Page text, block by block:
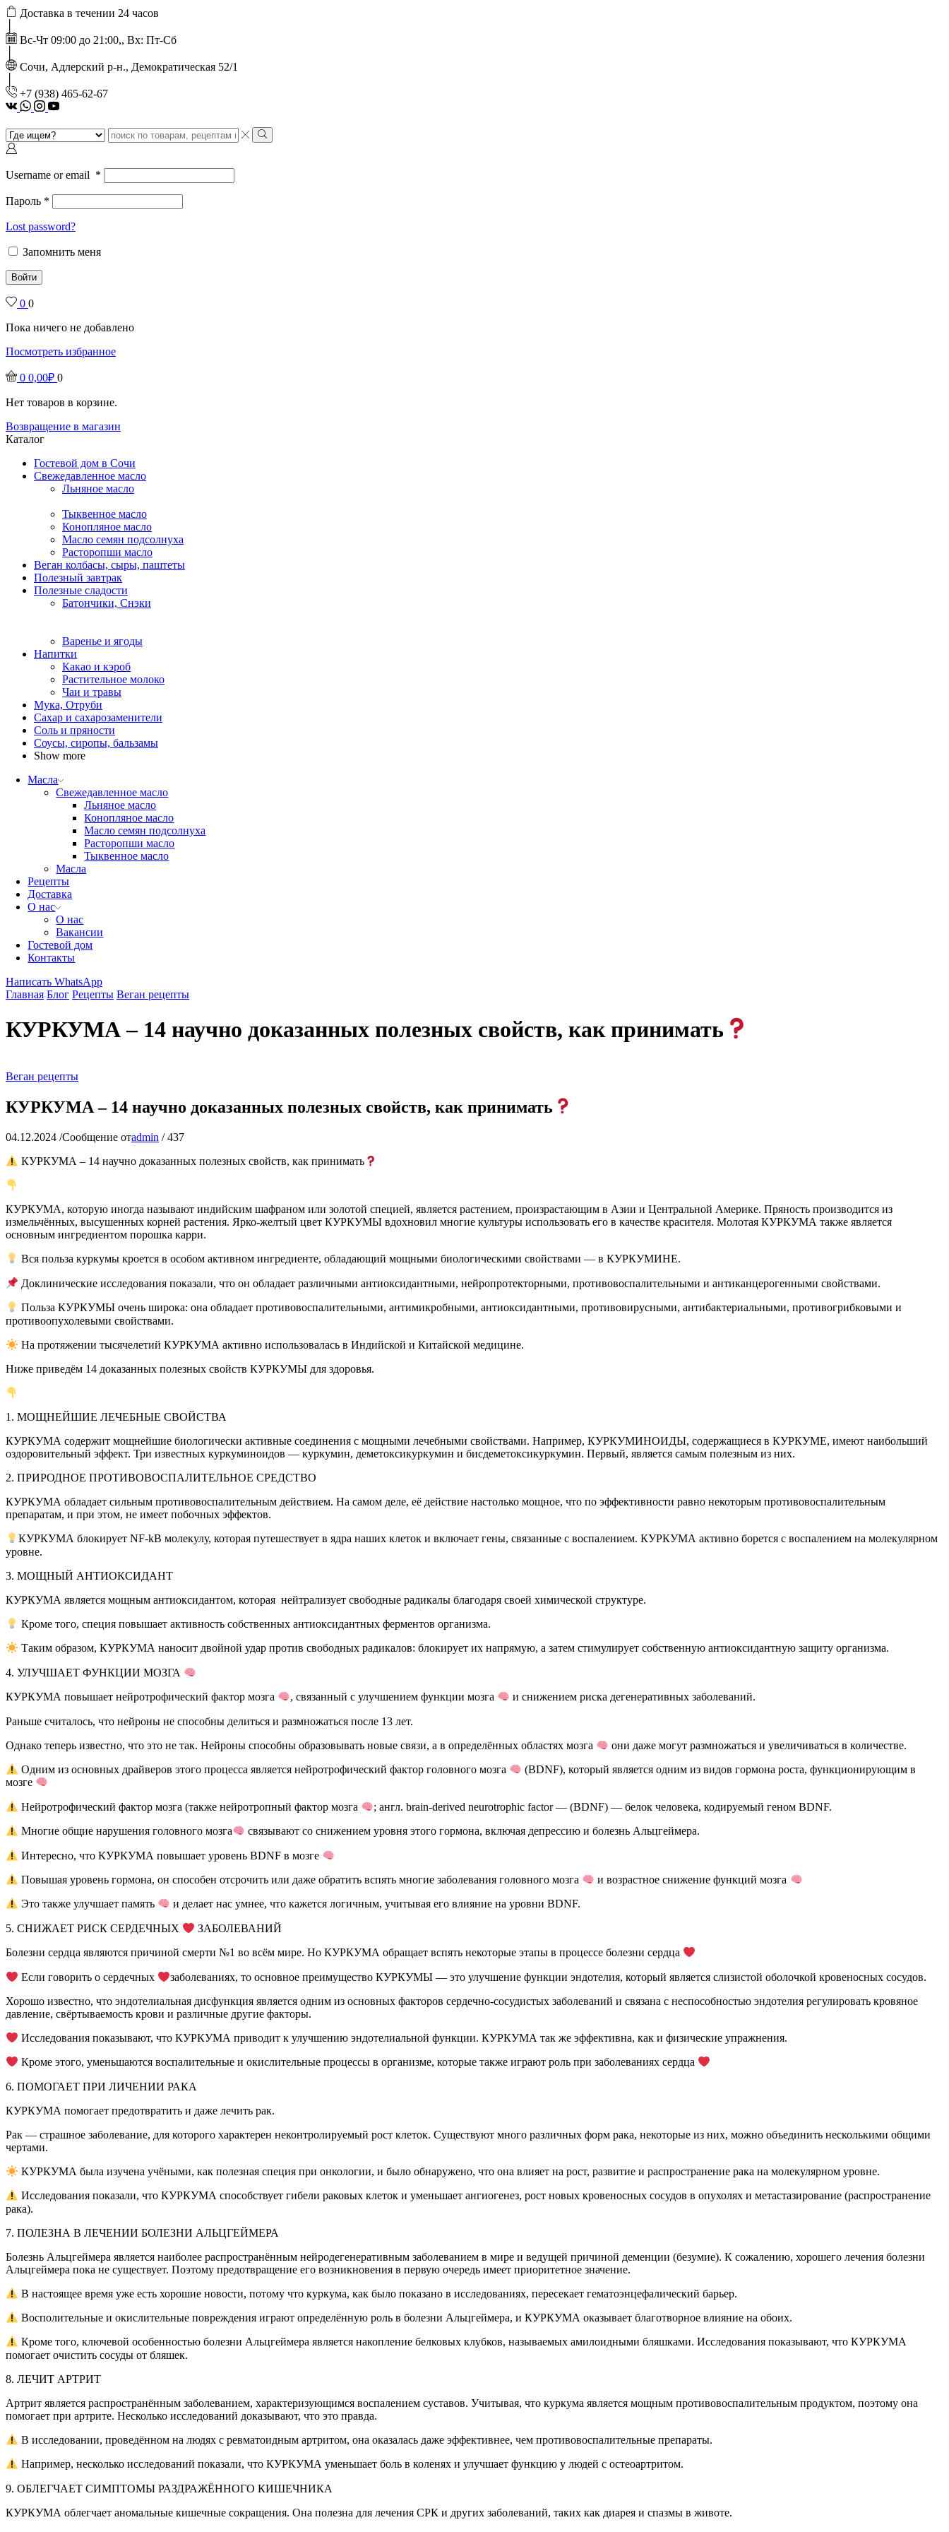
Доставка в течении 24 часов
Вс-Чт 09:00 до 21:00,, Вх: Пт-Сб
Сочи, Адлерский р-н., Демократическая 52/1
‭+7 (938) 465-62-67‬
vk Whatsapp
Instagram
Youtube
Search
input
Search
Username or email *
Пароль *
Lost password?
Запомнить меня
Войти
0 0
Пока ничего не добавлено
Посмотреть избранное
0 0,00₽ 0
Нет товаров в корзине.
Возвращение в магазин
Каталог
Гостевой дом в Сочи
Свежедавленное масло
Льняное масло
Тыквенное масло
Конопляное масло
Масло семян подсолнуха
Расторопши масло
Веган колбасы, сыры, паштеты
Полезный завтрак
Полезные сладости
Батончики, Снэки
Варенье и ягоды
Напитки
Какао и кэроб
Растительное молоко
Чаи и травы
Мука, Отруби
Сахар и сахарозаменители
Соль и пряности
Соусы, сиропы, бальзамы
Show more
Масла
Свежедавленное масло
Льняное масло
Конопляное масло
Масло семян подсолнуха
Расторопши масло
Тыквенное масло
Масла
Рецепты
Доставка
О нас
О нас
Вакансии
Гостевой дом
Контакты
Написать WhatsApp
Главная Блог Рецепты Веган рецепты
КУРКУМА – 14 научно доказанных полезных свойств, как принимать
Веган рецепты
КУРКУМА – 14 научно доказанных полезных свойств, как принимать
04.12.2024 /Сообщение отadmin / 437
КУРКУМА – 14 научно доказанных полезных свойств, как принимать
КУРКУМА, которую иногда называют индийским шафраном или золотой специей, является растением, произрастающим в Азии и Центральной Америке. Пряность производится из
измельчённых, высушенных корней растения. Ярко-желтый цвет КУРКУМЫ вдохновил многие культуры использовать его в качестве красителя. Молотая КУРКУМА также является
основным ингредиентом порошка карри.
Вся польза куркумы кроется в особом активном ингредиенте, обладающий мощными биологическими свойствами — в КУРКУМИНЕ.
Доклинические исследования показали, что он обладает различными антиоксидантными, нейропротекторными, противовоспалительными и антиканцерогенными свойствами.
Польза КУРКУМЫ очень широка: она обладает противовоспалительными, антимикробными, антиоксидантными, противовирусными, антибактериальными, противогрибковыми и
противоопухолевыми свойствами.
На протяжении тысячелетий КУРКУМА активно использовалась в Индийской и Китайской медицине.
Ниже приведём 14 доказанных полезных свойств КУРКУМЫ для здоровья.
1. МОЩНЕЙШИЕ ЛЕЧЕБНЫЕ СВОЙСТВА
КУРКУМА содержит мощнейшие биологически активные соединения с мощными лечебными свойствами. Например, КУРКУМИНОИДЫ, содержащиеся в КУРКУМЕ, имеют наибольший
оздоровительный эффект. Три известных куркуминоидов — куркумин, деметоксикуркумин и бисдеметоксикуркумин. Первый, является самым полезным из них.
2. ПРИРОДНОЕ ПРОТИВОВОСПАЛИТЕЛЬНОЕ СРЕДСТВО
КУРКУМА обладает сильным противовоспалительным действием. На самом деле, её действие настолько мощное, что по эффективности равно некоторым противовоспалительным
препаратам, и при этом, не имеет побочных эффектов.
КУРКУМА блокирует NF-kB молекулу, которая путешествует в ядра наших клеток и включает гены, связанные с воспалением. КУРКУМА активно борется с воспалением на молекулярном
уровне.
3. МОЩНЫЙ АНТИОКСИДАНТ
КУРКУМА является мощным антиоксидантом, которая нейтрализует свободные радикалы благодаря своей химической структуре.
Кроме того, специя повышает активность собственных антиоксидантных ферментов организма.
Таким образом, КУРКУМА наносит двойной удар против свободных радикалов: блокирует их напрямую, а затем стимулирует собственную антиоксидантную защиту организма.
4. УЛУЧШАЕТ ФУНКЦИИ МОЗГА
КУРКУМА повышает нейротрофический фактор мозга , связанный с улучшением функции мозга
и снижением риска дегенеративных заболеваний.
Раньше считалось, что нейроны не способны делиться и размножаться после 13 лет.
Однако теперь известно, что это не так. Нейроны способны образовывать новые связи, а в определённых областях мозга они даже могут размножаться и увеличиваться в количестве.
Одним из основных драйверов этого процесса является нейротрофический фактор головного мозга
(BDNF), который является одним из видов гормона роста, функционирующим в
мозге
Нейротрофический фактор мозга (также нейротропный фактор мозга ; англ. brain-derived neurotrophic factor — (BDNF) — белок человека, кодируемый геном BDNF.
Многие общие нарушения головного мозга связывают со снижением уровня этого гормона, включая депрессию и болезнь Альцгеймера.
Интересно, что КУРКУМА повышает уровень BDNF в мозге
Повышая уровень гормона, он способен отсрочить или даже обратить вспять многие заболевания головного мозга и возрастное снижение функций мозга
Это также улучшает память и делает нас умнее, что кажется логичным, учитывая его влияние на уровни BDNF.
5. СНИЖАЕТ РИСК СЕРДЕЧНЫХ ЗАБОЛЕВАНИЙ
Болезни сердца являются причиной смерти №1 во всём мире. Но КУРКУМА обращает вспять некоторые этапы в процессе болезни сердца
Если говорить о сердечных
заболеваниях, то основное преимущество КУРКУМЫ — это улучшение функции эндотелия, который является слизистой оболочкой кровеносных сосудов.
Хорошо известно, что эндотелиальная дисфункция является одним из основных факторов сердечно-сосудистых заболеваний и связана с неспособностью эндотелия регулировать кровяное
давление, свёртываемость крови и различные другие факторы.
Исследования показывают, что КУРКУМА приводит к улучшению эндотелиальной функции. КУРКУМА так же эффективна, как и физические упражнения.
Кроме этого, уменьшаются воспалительные и окислительные процессы в организме, которые также играют роль при заболеваниях сердца
6. ПОМОГАЕТ ПРИ ЛИЧЕНИИ РАКА
КУРКУМА помогает предотвратить и даже лечить рак.
Рак — страшное заболевание, для которого характерен неконтролируемый рост клеток. Существуют много различных форм рака, некоторые из них, можно объединить несколькими общими
чертами.
КУРКУМА была изучена учёными, как полезная специя при онкологии, и было обнаружено, что она влияет на рост, развитие и распространение рака на молекулярном уровне.
Исследования показали, что КУРКУМА способствует гибели раковых клеток и уменьшает ангиогенез, рост новых кровеносных сосудов в опухолях и метастазирование (распространение
рака).
7. ПОЛЕЗНА В ЛЕЧЕНИИ БОЛЕЗНИ АЛЬЦГЕЙМЕРА
Болезнь Альцгеймера является наиболее распространённым нейродегенеративным заболеванием в мире и ведущей причиной деменции (безумие). К сожалению, хорошего лечения болезни
Альцгеймера пока не существует. Поэтому предотвращение его возникновения в первую очередь имеет приоритетное значение.
В настоящее время уже есть хорошие новости, потому что куркума, как было показано в исследованиях, пересекает гематоэнцефалический барьер.
Восполительные и окислительные повреждения играют определённую роль в болезни Альцгеймера, и КУРКУМА оказывает благотворное влияние на обоих.
Кроме того, ключевой особенностью болезни Альцгеймера является накопление белковых клубков, называемых амилоидными бляшками. Исследования показывают, что КУРКУМА
помогает очистить сосуды от бляшек.
8. ЛЕЧИТ АРТРИТ
Артрит является распространённым заболеванием, характеризующимся воспалением суставов. Учитывая, что куркума является мощным противовоспалительным продуктом, поэтому она
помогает при артрите. Несколько исследований доказывают, что это правда.
В исследовании, проведённом на людях с ревматоидным артритом, она оказалась даже эффективнее, чем противовоспалительные препараты.
Например, несколько исследований показали, что КУРКУМА уменьшает боль в коленях и улучшает функцию у людей с остеоартритом.
9. ОБЛЕГЧАЕТ СИМПТОМЫ РАЗДРАЖЁННОГО КИШЕЧНИКА
КУРКУМА облегчает аномальные кишечные сокращения. Она полезна для лечения СРК и других заболеваний, таких как диарея и спазмы в животе.